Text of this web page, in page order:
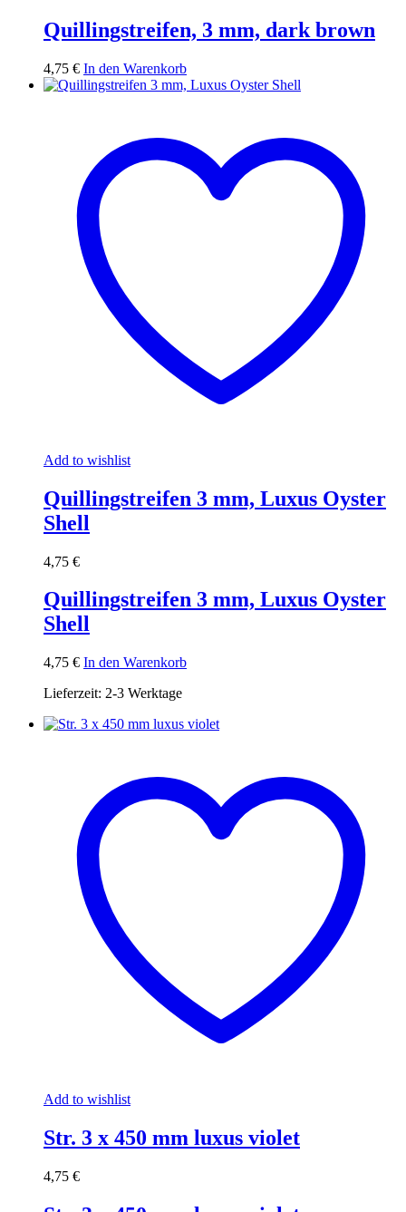
Quillingstreifen, 3 mm, dark brown
4,75 € In den Warenkorb
Add to wishlist
Quillingstreifen 3 mm, Luxus Oyster
Shell
4,75 €
Quillingstreifen 3 mm, Luxus Oyster
Shell
4,75 € In den Warenkorb
Lieferzeit: 2-3 Werktage
Add to wishlist
Str. 3 x 450 mm luxus violet
4,75 €